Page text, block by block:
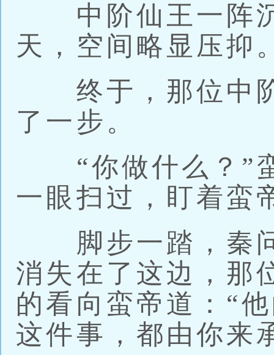
中阶仙王一阵沉
天，空间略显压抑
终于，那位中阶
了一步。
“你做什么？”
一眼扫过，盯着蛮
脚步一踏，秦问
消失在了这边，那
的看向蛮帝道：“
这件事，都由你来